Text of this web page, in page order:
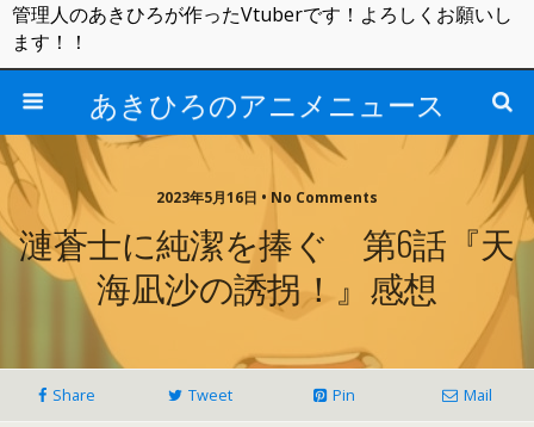
あきひろのアニメニュース
2023年5月16日 • No Comments
漣蒼士に純潔を捧ぐ 第6話『天
海凪沙の誘拐！』感想
Share Tweet Pin Mail
管理人のあきひろが作ったVtuberです！よろしくお願いし
ます！！